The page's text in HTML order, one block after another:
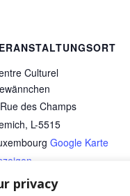
privacy
Culturel
des Champs
, L-5515
Google Karte